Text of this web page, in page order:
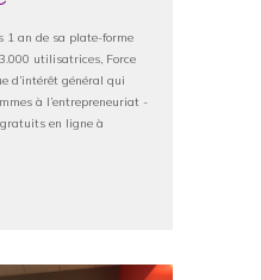
1 an de sa plate-forme
utilisatrices, Force
d’intérêt général qui
à l’entrepreneuriat -
en ligne à